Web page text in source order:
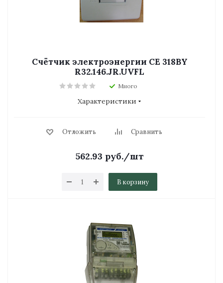
Счётчик электроэнергии СЕ 318BY
R32.146.JR.UVFL
Много
Характеристики
Отложить Сравнить
562.93 руб./шт
В корзину